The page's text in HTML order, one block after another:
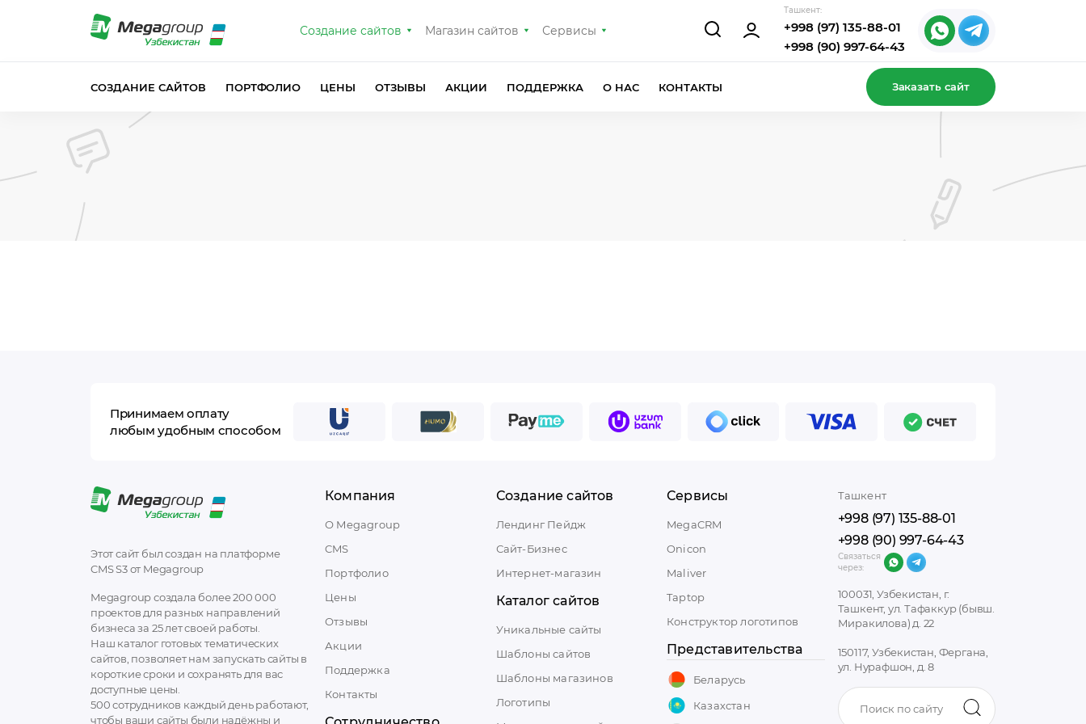
Создание сайтов Магазин сайтов Сервисы
Ташкент:
+998 (97) 135-88-01
+998 (90) 997-64-43
СОЗДАНИЕ САЙТОВ ПОРТФОЛИО ЦЕНЫ ОТЗЫВЫ АКЦИИ ПОДДЕРЖКА О НАС КОНТАКТЫ Заказать сайт
Принимаем оплату
любым удобным способом
Megagroup создала более 200 000
проектов для разных направлений
бизнеса за 25 лет своей работы.
Наш каталог готовых тематических
сайтов, позволяет нам запускать сайты в
короткие сроки и сохранять для вас
доступные цены.
500 сотрудников каждый день работают,
чтобы ваши сайты были надёжны и
Этот сайт был создан на платформе
CMS S3 от Megagroup
Компания
О Megagroup
CMS
Портфолио
Цены
Отзывы
Акции
Поддержка
Контакты
Создание сайтов
Лендинг Пейдж
Сайт-Бизнес
Интернет-магазин
Каталог сайтов
Уникальные сайты
Шаблоны сайтов
Шаблоны магазинов
Логотипы
Сервисы
MegaCRM
Onicon
Maliver
Taptop
Конструктор логотипов
Представительства
Беларусь
Казахстан
Ташкент
+998 (97) 135-88-01
+998 (90) 997-64-43
Связаться
через:
100031, Узбекистан, г.
Ташкент, ул. Тафаккур (бывш.
Миракилова) д. 22
150117, Узбекистан, Фергана,
ул. Нурафшон, д. 8